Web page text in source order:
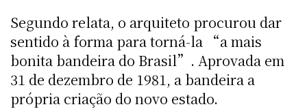
Segundo relata, o arquiteto procurou dar
sentido à forma para torná-la “a mais
bonita bandeira do Brasil”. Aprovada em
31 de dezembro de 1981, a bandeira a
própria criação do novo estado.